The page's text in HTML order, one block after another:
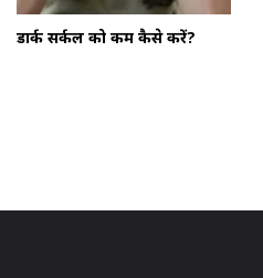
डार्क सर्कल को कम कैसे करें?